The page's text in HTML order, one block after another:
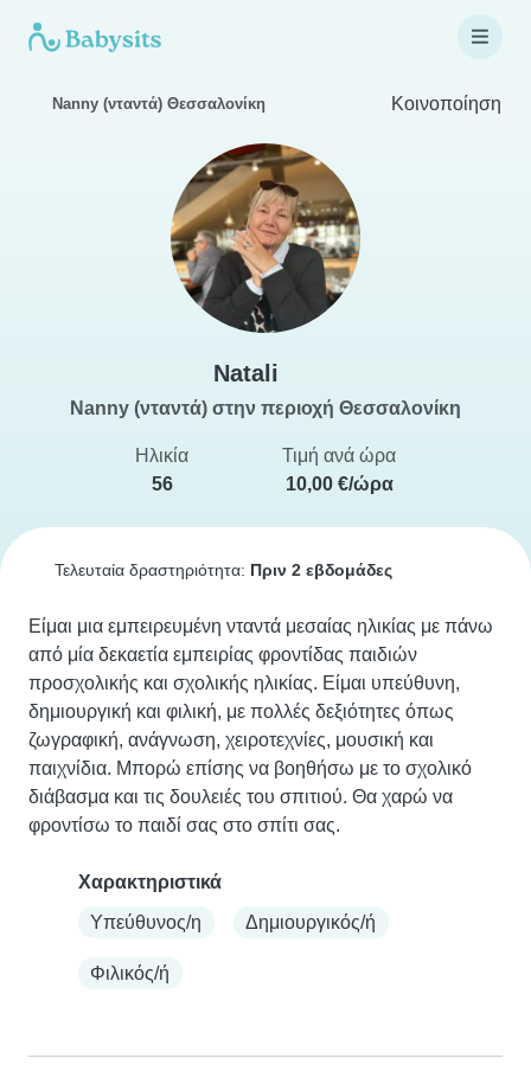
Nanny (νταντά) Θεσσαλονίκη Κοινοποίηση
Natali
Nanny (νταντά) στην περιοχή Θεσσαλονίκη
Ηλικία
56
Τιμή ανά ώρα
10,00 €/ώρα
Τελευταία δραστηριότητα: Πριν 2 εβδομάδες
Είμαι μια εμπειρευμένη νταντά μεσαίας ηλικίας με πάνω
από μία δεκαετία εμπειρίας φροντίδας παιδιών
προσχολικής και σχολικής ηλικίας. Είμαι υπεύθυνη,
δημιουργική και φιλική, με πολλές δεξιότητες όπως
ζωγραφική, ανάγνωση, χειροτεχνίες, μουσική και
παιχνίδια. Μπορώ επίσης να βοηθήσω με το σχολικό
διάβασμα και τις δουλειές του σπιτιού. Θα χαρώ να
φροντίσω το παιδί σας στο σπίτι σας.
Χαρακτηριστικά
Υπεύθυνος/η
Δημιουργικός/ή
Φιλικός/ή